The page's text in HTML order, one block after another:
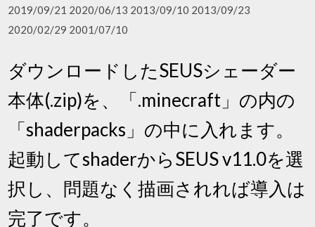
2019/09/21 2020/06/13 2013/09/10 2013/09/23
2020/02/29 2001/07/10
ダウンロードしたSEUSシェーダー
本体(.zip)を、「.minecraft」の内の
「shaderpacks」の中に入れます。
起動してshaderからSEUS v11.0を選
択し、問題なく描画されれば導入は
完了です。